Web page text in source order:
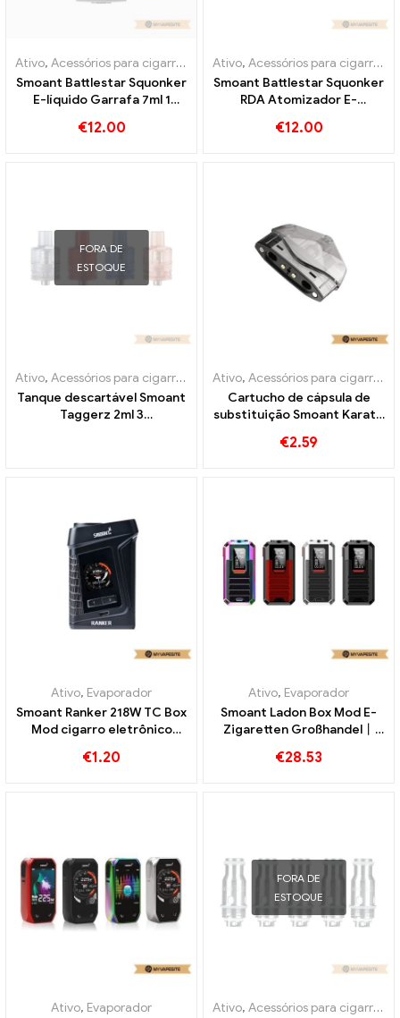
Ativo, Acessórios para cigarros eletrônicos ,Evaporador
Smoant Battlestar Squonker
E-líquido Garrafa 7ml 1
Atacado丨Personalizado
€12.00
Ativo, Acessórios para cigarros eletrônicos
Smoant Battlestar Squonker
RDA Atomizador E-
Personalizado
€12.00
FORA DE
ESTOQUE
Ativo, Acessórios para cigarros eletrônicos ,Evaporador
Tanque descartável Smoant
Taggerz 2ml 3
Ativo, Acessórios para cigarros eletrônicos
Cartucho de cápsula de
substituição Smoant Karat 1
eletrônicos atacado丨
€2.59
Ativo, Evaporador
Smoant Ranker 218W TC Box
Mod cigarro eletrônico
€1.20
Ativo, Evaporador
Smoant Ladon Box Mod E-
Zigaretten Großhandel丨
€28.53
Ativo, Evaporador
FORA DE
ESTOQUE
Ativo, Acessórios para cigarros eletrônicos